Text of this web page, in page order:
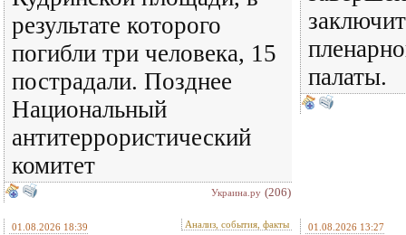
результате которого
погибли три человека, 15
пострадали. Позднее
Национальный
антитеррористический
комитет
Украина.ру (206)
палаты.
01.08.2026 18:39 Анализ, события, факты 01.08.2026 13:27